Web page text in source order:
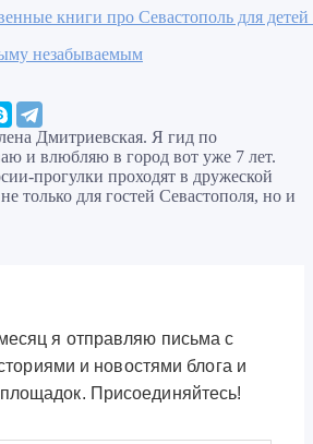
книги про Севастополь для
незабываемым
Дмитриевская. Я гид по
и влюбляю в город вот уже 7 лет.
прогулки проходят в дружеской
только для гостей Севастополя, но и
я отправляю письма с
и новостями блога и
Присоединяйтесь!